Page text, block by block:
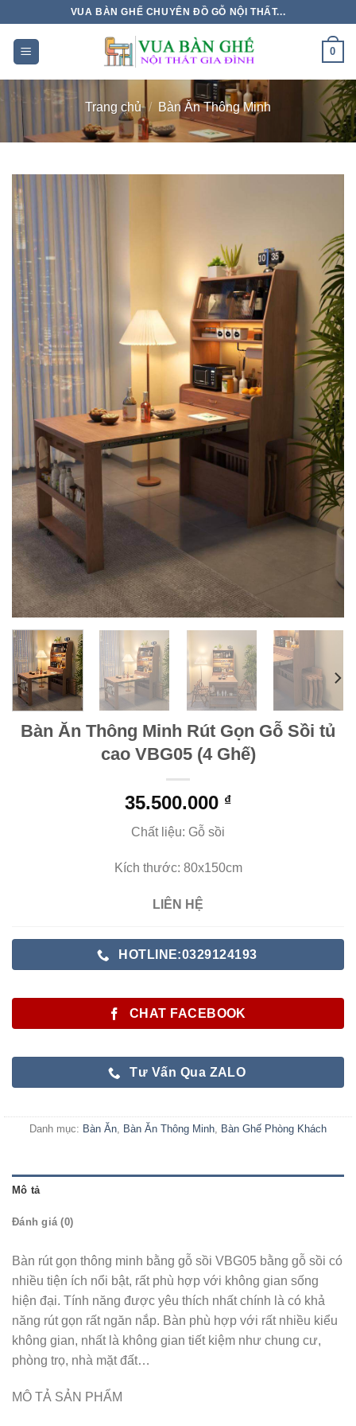
dung
VUA BÀN GHẾ CHUYÊN ĐỒ GỖ NỘI THẤT...
0
Trang chủ / Bàn Ăn Thông Minh
Bàn Ăn Thông Minh Rút Gọn Gỗ Sồi tủ
cao VBG05 (4 Ghế)
35.500.000 ₫
Chất liệu: Gỗ sồi
Kích thước: 80x150cm
LIÊN HỆ
HOTLINE:0329124193
CHAT FACEBOOK
Tư Vấn Qua ZALO
Danh mục: Bàn Ăn Bàn Ăn Thông Minh Bàn Ghế Phòng Khách
Mô tả
Đánh giá (0)
Bàn rút gọn thông minh bằng gỗ sồi VBG05 bằng gỗ sồi có
nhiều tiện ích nổi bật, rất phù hợp với không gian sống
hiện đại. Tính năng được yêu thích nhất chính là có khả
năng rút gọn rất ngăn nắp. Bàn phù hợp với rất nhiều kiểu
không gian, nhất là không gian tiết kiệm như chung cư,
phòng trọ, nhà mặt đất…
MÔ TẢ SẢN PHẨM